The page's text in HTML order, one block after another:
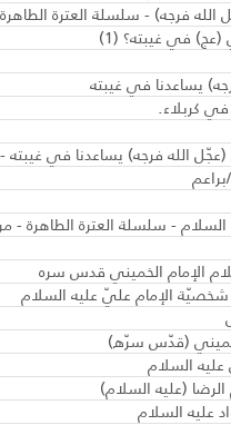
الله فرجه) - سلسلة العترة
(عج) في غيبته؟ (1)
يساعدنا في غيبته
في كربلاء.
- سلسلة العترة الطاهرة -
الإمام الخميني قدس سره
الإمام عليّ عليه السلام
(قدّس سرّه)
السلام
(عليه السلام)
عليه السلام